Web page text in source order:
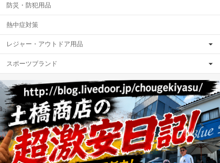
防災・防犯用品
熱中症対策
レジャー・アウトドア用品
スポーツブランド